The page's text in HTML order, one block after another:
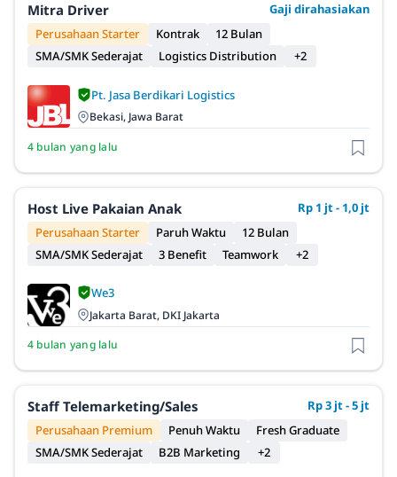
Mitra Driver
Gaji dirahasiakan
Perusahaan Starter
Kontrak
12 Bulan
SMA/SMK Sederajat
Logistics Distribution +2
Pt. Jasa Berdikari Logistics
Bekasi, Jawa Barat
4 bulan yang lalu
Host Live Pakaian Anak
Rp 1 jt - 1,0 jt
Perusahaan Starter
Paruh Waktu
12 Bulan
SMA/SMK Sederajat
3 Benefit Teamwork +2
We3
Jakarta Barat, DKI Jakarta
4 bulan yang lalu
Staff Telemarketing/Sales
Rp 3 jt - 5 jt
Perusahaan Premium
Penuh Waktu
Fresh Graduate
SMA/SMK Sederajat
B2B Marketing +2